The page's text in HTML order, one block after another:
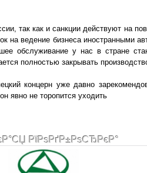
так как и санкции действуют на
на ведение бизнеса иностранными
обслуживание у нас в стране
полностью закрывать
концерн уже давно
явно не торопится уходить
РїРѕРґР±РѕСЂРєР°